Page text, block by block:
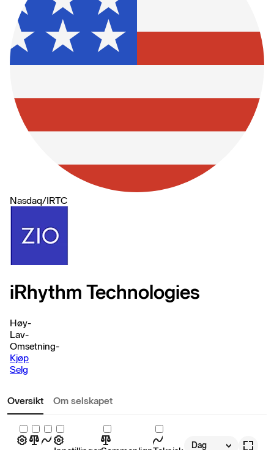
Nasdaq/IRTC
iRhythm Technologies
Høy-
Lav-
Omsetning-
Kjøp
Selg
Oversikt Om selskapet
Dag